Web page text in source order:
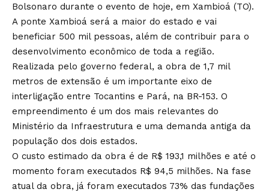
Bolsonaro durante o evento de hoje, em Xambioá (TO).
A ponte Xambioá será a maior do estado e vai
beneficiar 500 mil pessoas, além de contribuir para o
desenvolvimento econômico de toda a região.
Realizada pelo governo federal, a obra de 1,7 mil
metros de extensão é um importante eixo de
interligação entre Tocantins e Pará, na BR-153. O
empreendimento é um dos mais relevantes do
Ministério da Infraestrutura e uma demanda antiga da
população dos dois estados.
O custo estimado da obra é de R$ 193,1 milhões e até o
momento foram executados R$ 94,5 milhões. Na fase
atual da obra, já foram executados 73% das fundações